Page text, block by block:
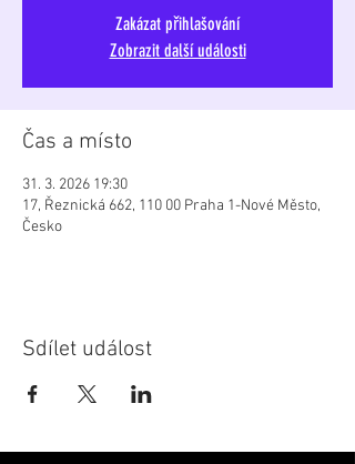
Zakázat přihlašování
Zobrazit další události
Čas a místo
31. 3. 2026 19:30
17, Řeznická 662, 110 00 Praha 1-Nové Město,
Česko
Sdílet událost